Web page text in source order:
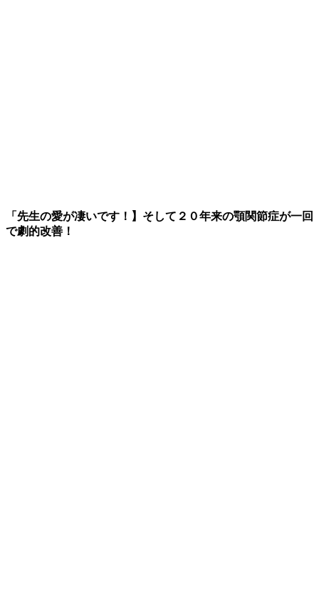
「先生の愛が凄いです！】そして２０年来の顎関節症が一回
で劇的改善！